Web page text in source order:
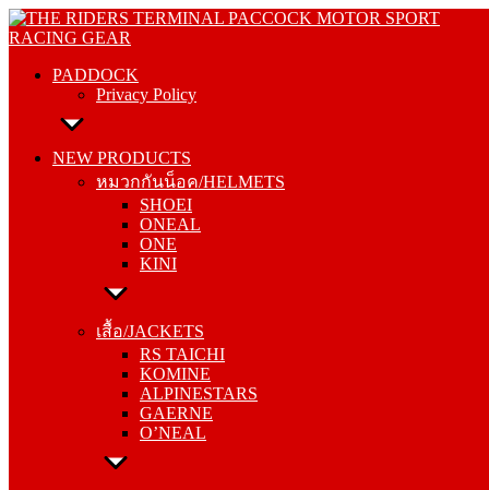
Skip
to
PADDOCK
Privacy Policy
NEW PRODUCTS
หมวกกันน็อค/HELMETS
SHOEI
ONEAL
ONE
KINI
เสื้อ/JACKETS
RS TAICHI
KOMINE
ALPINESTARS
GAERNE
O’NEAL
PADDOCK
NEW PRODUCTS
SHOEI
ONEAL
ONE
KINI
เสื้อ/JACKETS
KOMINE
ALPINESTARS
GAERNE
O’NEAL
กางเกง/PANTS